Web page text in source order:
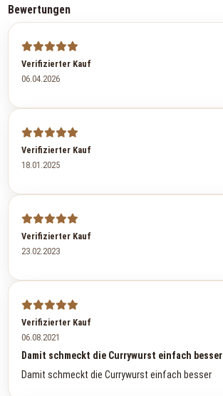
Bewertungen
Verifizierter Kauf
06.04.2026
Verifizierter Kauf
18.01.2025
Verifizierter Kauf
23.02.2023
Verifizierter Kauf
06.08.2021
Damit schmeckt die Currywurst einfach besser
Damit schmeckt die Currywurst einfach besser